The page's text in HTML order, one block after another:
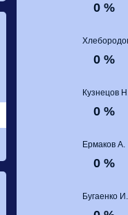
0 %
0 %
Кузнецов
0 %
Ермаков А.
0 %
Бугаенко И.